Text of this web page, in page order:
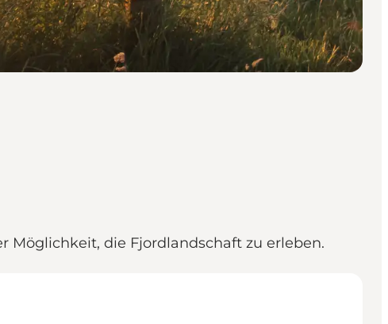
Möglichkeit, die Fjordlandschaft zu erleben.